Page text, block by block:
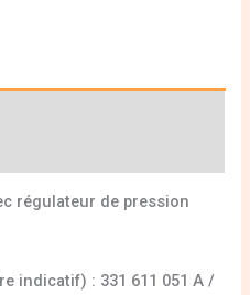
régulateur de pression
indicatif) : 331 611 051 A /